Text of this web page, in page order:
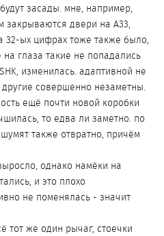
засады. мне, например,
закрываются двери на А33,
32-ых цифрах тоже также было,
глаза такие не попадались
изменилась. адаптивной не
совершенно незаметны.
ещё почти новой коробки
то едва ли заметно. по
также отвратно, причём
однако намёки на
и это плохо
не поменялась - значит
тот же один рычаг, стоечки